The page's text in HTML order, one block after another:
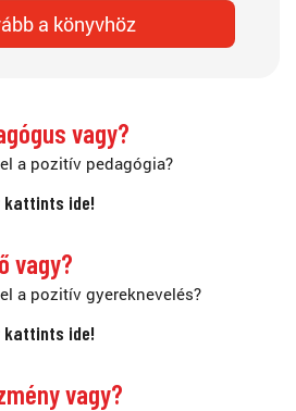
a könyvhöz
vagy?
a pozitív pedagógia?
kattints ide!
vagy?
a pozitív gyereknevelés?
kattints ide!
vagy?